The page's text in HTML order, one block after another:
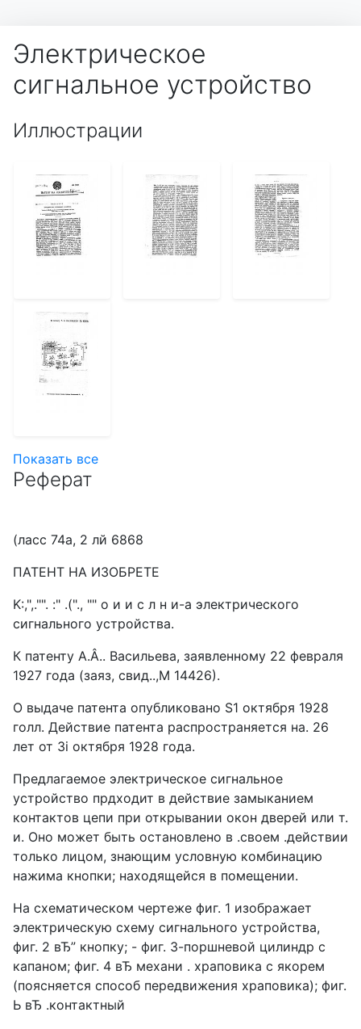
Электрическое
сигнальное устройство
Иллюстрации
Показать все
Реферат
(ласс 74а, 2 лй 6868
ПАТЕНТ НА ИЗОБРЕТЕ
K:,",."". :" .("., "" о и и с л н и-а электрического
сигнального устройства.
К патенту A.Â.. Васильева, заявленному 22 февраля
1927 года (заяз, свид..,М 14426).
О выдаче патента опубликовано S1 октября 1928
голл. Действие патента распространяется на. 26
лет от Зi октября 1928 года.
Предлагаемое электрическое сигнальное
устройство прдходит в действие замыканием
контактов цепи при открывании окон дверей или т.
и. Оно может быть остановлено в .своем .действии
только лицом, знающим условную комбинацию
нажима кнопки; находящейся в помещении.
На схематическом чертеже фиг. 1 изображает
электрическую схему сигнального устройства,
фиг. 2 вЂ” кнопку; - фиг. 3-поршневой цилиндр с
капаном; фиг. 4 вЂ механи . храповика с якорем
(поясняется способ передвижения храповика); фиг.
Ь вЂ .контактный